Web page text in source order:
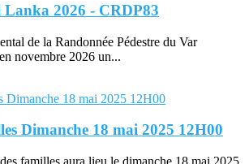
2026 - CRDP83
de la Randonnée Pédestre du Var
novembre 2026 un...
Dimanche 18 mai 2025 12H00
familles aura lieu le dimanche 18 mai 2025